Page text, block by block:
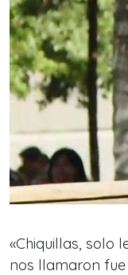
«Chiquillas, solo
nos llamaron